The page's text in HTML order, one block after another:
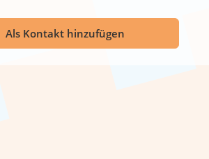
Als Kontakt hinzufügen